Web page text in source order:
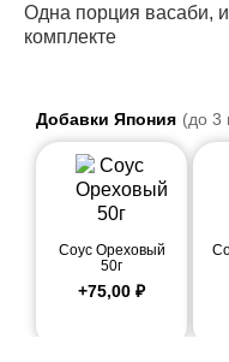
Одна порция васаби,
комплекте
Добавки Япония (до 3
Соус Ореховый
50г
+75,00 ₽